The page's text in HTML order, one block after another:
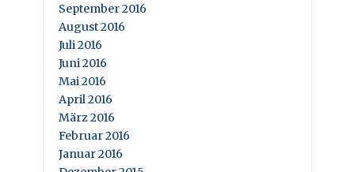
September 2016
August 2016
Juli 2016
Juni 2016
Mai 2016
April 2016
März 2016
Februar 2016
Januar 2016